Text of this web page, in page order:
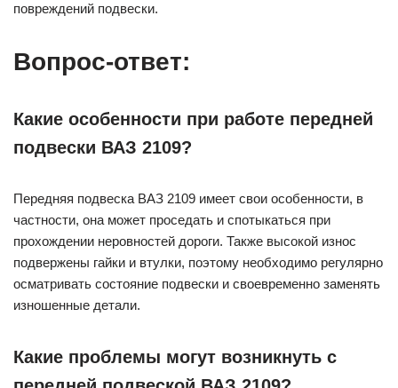
повреждений подвески.
Вопрос-ответ:
Какие особенности при работе передней
подвески ВАЗ 2109?
Передняя подвеска ВАЗ 2109 имеет свои особенности, в
частности, она может проседать и спотыкаться при
прохождении неровностей дороги. Также высокой износ
подвержены гайки и втулки, поэтому необходимо регулярно
осматривать состояние подвески и своевременно заменять
изношенные детали.
Какие проблемы могут возникнуть с